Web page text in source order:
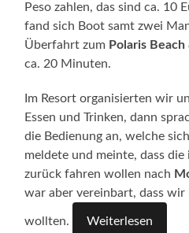
Peso zahlen, das sind ca. 10
fand sich Boot samt zwei
Überfahrt zum Polaris
ca. 20 Minuten.
Im Resort organisierten wir
Essen und Trinken, dann
die Bedienung an, welche
meldete und meinte, dass
zurück fahren wollen nach
war aber vereinbart, dass wir
wollten. Weiterlesen